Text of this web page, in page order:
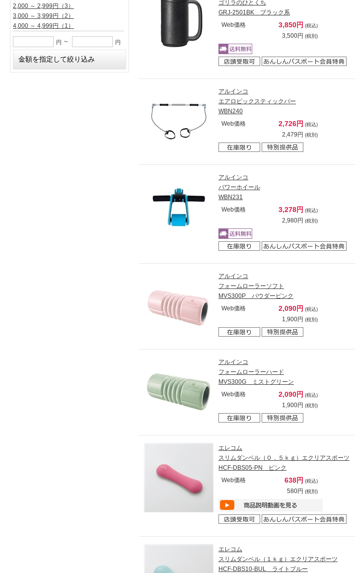
2,000 ～ 2,999円
（3）
3,000 ～ 3,999円
（2）
4,000 ～ 4,999円
（1）
円 ～ 円
ゴリラのひとくち
GRJ-2501BK ブラック系
Web価格
3,850円 (税込)
3,500円 (税別)
アルインコ
エアロビックスティックバー
WBN240
Web価格
2,726円 (税込)
2,479円 (税別)
アルインコ
パワーホイール
WBN231
Web価格
3,278円 (税込)
2,980円 (税別)
アルインコ
フォームローラーソフト
MVS300P パウダーピンク
Web価格
2,090円 (税込)
1,900円 (税別)
アルインコ
フォームローラーハード
MVS300G ミストグリーン
Web価格
2,090円 (税込)
1,900円 (税別)
エレコム
スリムダンベル（０．５ｋｇ）エクリアスポーツ
HCF-DBS05-PN ピンク
Web価格
638円 (税込)
580円 (税別)
エレコム
スリムダンベル（１ｋｇ）エクリアスポーツ
HCF-DBS10-BUL ライトブルー